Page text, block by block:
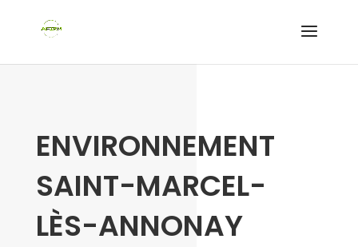
ENVIRONNEMENT
SAINT-MARCEL-
LÈS-ANNONAY